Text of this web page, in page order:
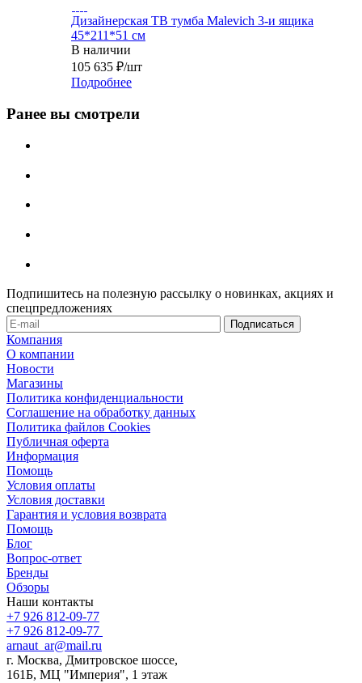
Дизайнерская ТВ тумба Malevich 3-и ящика
45*211*51 см
В наличии
105 635 ₽/шт
Подробнее
Ранее вы смотрели
Подпишитесь на полезную рассылку о новинках, акциях и
спецпредложениях
Компания
О компании
Новости
Магазины
Политика конфиденциальности
Соглашение на обработку данных
Политика файлов Cookies
Публичная оферта
Информация
Помощь
Условия оплаты
Условия доставки
Гарантия и условия возврата
Помощь
Блог
Вопрос-ответ
Бренды
Обзоры
Наши контакты
+7 926 812-09-77
+7 926 812-09-77
arnaut_ar@mail.ru
г. Москва, Дмитровское шоссе,
161Б, МЦ "Империя", 1 этаж